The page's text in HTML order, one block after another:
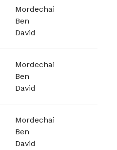
Mordechai
Ben
David
Mordechai
Ben
David
Mordechai
Ben
David